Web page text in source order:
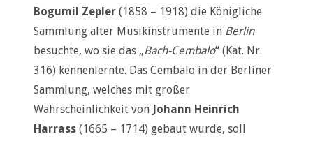
Bogumil Zepler (1858 – 1918) die Königliche
Sammlung alter Musikinstrumente in Berlin
besuchte, wo sie das „Bach-Cembalo“ (Kat. Nr.
316) kennenlernte. Das Cembalo in der Berliner
Sammlung, welches mit großer
Wahrscheinlichkeit von Johann Heinrich
Harrass (1665 – 1714) gebaut wurde, soll